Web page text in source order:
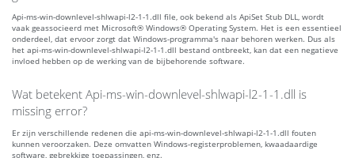
Api-ms-win-downlevel-shlwapi-l2-1-1.dll file, ook bekend als ApiSet Stub DLL, wordt
vaak geassocieerd met Microsoft® Windows® Operating System. Het is een essentieel
onderdeel, dat ervoor zorgt dat Windows-programma's naar behoren werken. Dus als
het api-ms-win-downlevel-shlwapi-l2-1-1.dll bestand ontbreekt, kan dat een negatieve
invloed hebben op de werking van de bijbehorende software.
Wat betekent Api-ms-win-downlevel-shlwapi-l2-1-1.dll is
missing error?
Er zijn verschillende redenen die api-ms-win-downlevel-shlwapi-l2-1-1.dll fouten
kunnen veroorzaken. Deze omvatten Windows-registerproblemen, kwaadaardige
software, gebrekkige toepassingen, enz.